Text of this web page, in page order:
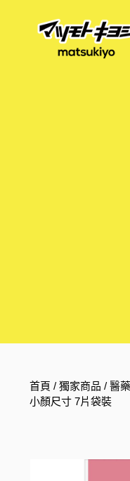
首頁 /獨家商品 /醫
小顏尺寸 7片袋裝